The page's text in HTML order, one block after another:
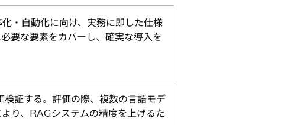
・自動化に向け、実務に即した仕様
要な要素をカバーし、確実な導入を
証する。評価の際、複数の言語モデ
り、RAGシステムの精度を上げるた